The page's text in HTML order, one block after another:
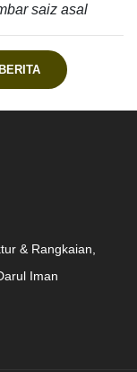
saiz asal
& Rangkaian,
Iman